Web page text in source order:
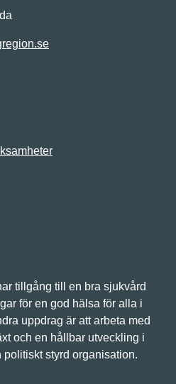
tillgång till en bra sjukvård
för en god hälsa för alla i
uppdrag är att arbeta med
och en hållbar utveckling i
styrd organisation.